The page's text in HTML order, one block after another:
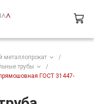
металлопрокат
/
трубы
/
ГОСТ 31447-